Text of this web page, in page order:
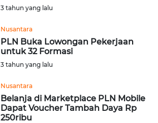
3 tahun yang lalu
Nusantara
PLN Buka Lowongan Pekerjaan
untuk 32 Formasi
3 tahun yang lalu
Nusantara
Belanja di Marketplace PLN Mobile
Dapat Voucher Tambah Daya Rp
250ribu